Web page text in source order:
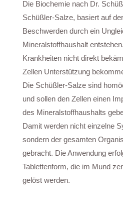
Die Biochemie nach Dr.
Schüßler-Salze, basiert auf
Beschwerden durch ein
Mineralstoffhaushalt
Krankheiten nicht direkt
Zellen Unterstützung
Die Schüßler-Salze sind
und sollen den Zellen einen
des Mineralstoffhaushalts
Damit werden nicht einzelne
sondern der gesamten
gebracht. Die Anwendung
Tablettenform, die im Mund
gelöst werden.